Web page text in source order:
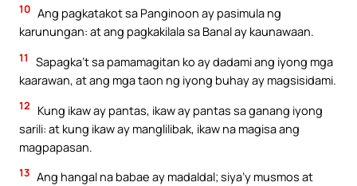
10 Ang pagkatakot sa Panginoon ay pasimula ng
karunungan: at ang pagkakilala sa Banal ay kaunawaan.
11
Sapagka’t sa pamamagitan ko ay dadami ang iyong mga
kaarawan, at ang mga taon ng iyong buhay ay magsisidami.
12
Kung ikaw ay pantas, ikaw ay pantas sa ganang iyong
sarili: at kung ikaw ay manglilibak, ikaw na magisa ang
magpapasan.
13 Ang hangal na babae ay madaldal; siya’y musmos at